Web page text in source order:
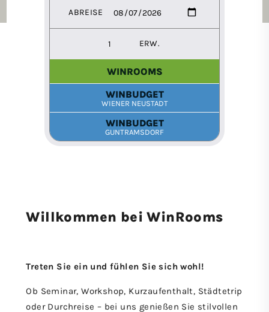
Willkommen bei WinRooms
Treten Sie ein und fühlen Sie sich wohl!
Ob Seminar, Workshop, Kurzaufenthalt, Städtetrip
oder Durchreise – bei uns genießen Sie stilvollen